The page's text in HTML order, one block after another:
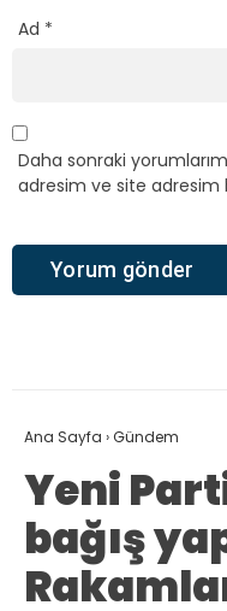
Ad *
Daha sonraki
adresim ve site adresim
Ana Sayfa ›Gündem
Yeni
bağış